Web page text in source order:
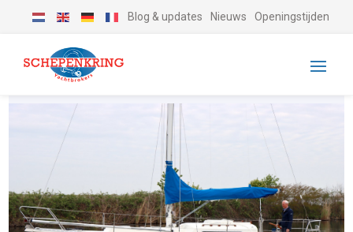
Blog & updates Nieuws Openingstijden